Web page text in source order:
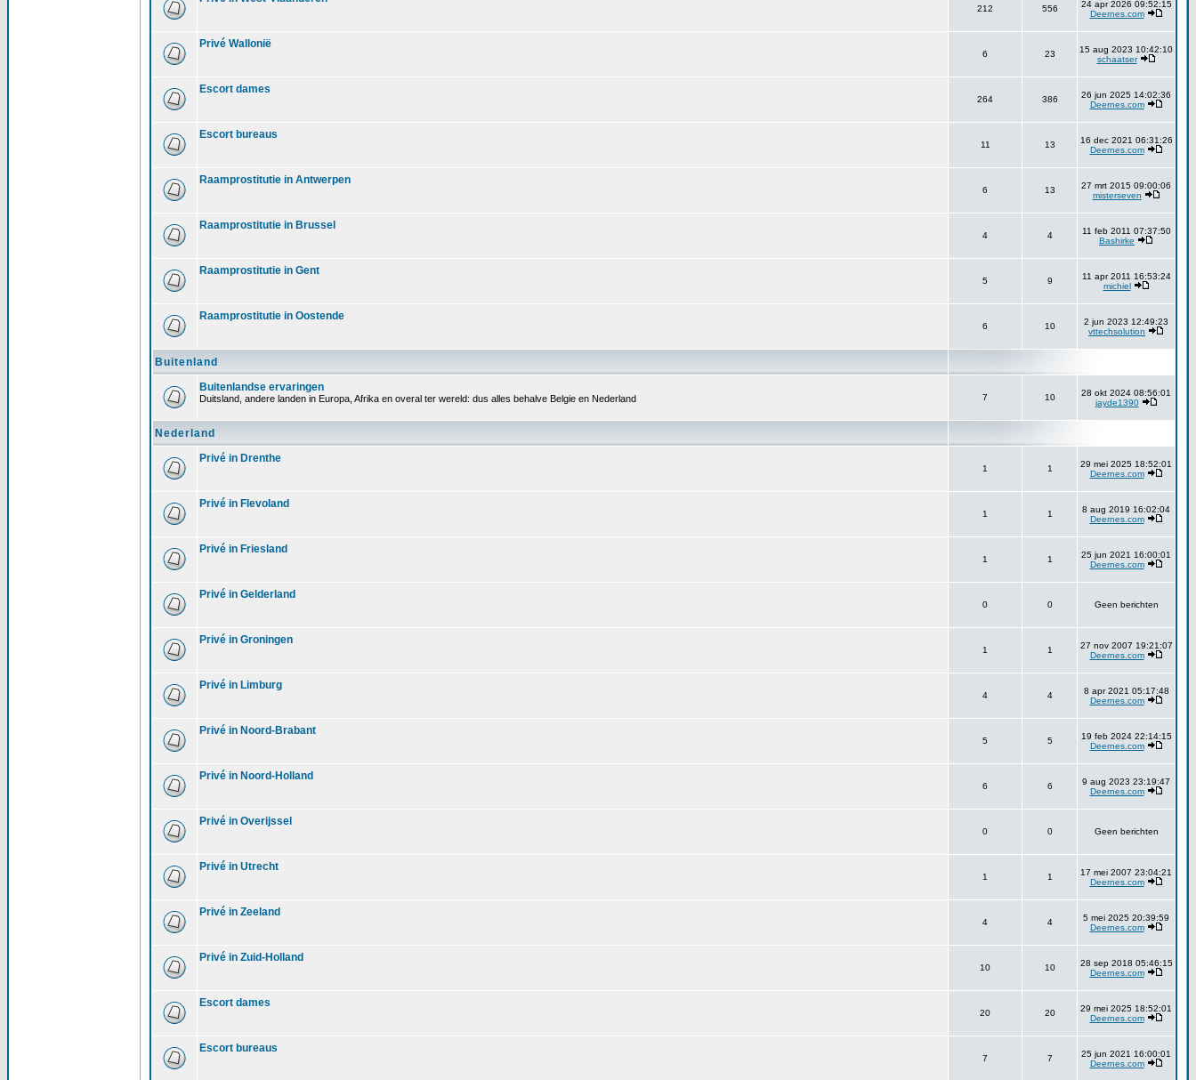
212 556
24 apr 2026 09:52:15
Deernes.com
Privé Wallonië
6 23
15 aug 2023 10:42:10
schaatser
Escort dames
264 386
26 jun 2025 14:02:36
Deernes.com
Escort bureaus
11 13
16 dec 2021 06:31:26
Deernes.com
Raamprostitutie in Antwerpen
6 13
27 mrt 2015 09:00:06
misterseven
Raamprostitutie in Brussel
4 4
11 feb 2011 07:37:50
Bashirke
Raamprostitutie in Gent
5 9
11 apr 2011 16:53:24
michiel
Raamprostitutie in Oostende
6 10
2 jun 2023 12:49:23
vttechsolution
Buitenland
Buitenlandse ervaringen
Duitsland, andere landen in Europa, Afrika en overal ter wereld: dus alles behalve Belgie en Nederland 7 10
28 okt 2024 08:56:01
jayde1390
Nederland
Privé in Drenthe
1 1
29 mei 2025 18:52:01
Deernes.com
Privé in Flevoland
1 1
8 aug 2019 16:02:04
Deernes.com
Privé in Friesland
1 1
25 jun 2021 16:00:01
Deernes.com
Privé in Gelderland
0 0 Geen berichten
Privé in Groningen
1 1
27 nov 2007 19:21:07
Deernes.com
Privé in Limburg
4 4
8 apr 2021 05:17:48
Deernes.com
Privé in Noord-Brabant
5 5
19 feb 2024 22:14:15
Deernes.com
Privé in Noord-Holland
6 6
9 aug 2023 23:19:47
Deernes.com
Privé in Overijssel
0 0 Geen berichten
Privé in Utrecht
1 1
17 mei 2007 23:04:21
Deernes.com
Privé in Zeeland
4 4
5 mei 2025 20:39:59
Deernes.com
Privé in Zuid-Holland
10 10
28 sep 2018 05:46:15
Deernes.com
Escort dames
20 20
29 mei 2025 18:52:01
Deernes.com
Escort bureaus
7 7
25 jun 2021 16:00:01
Deernes.com